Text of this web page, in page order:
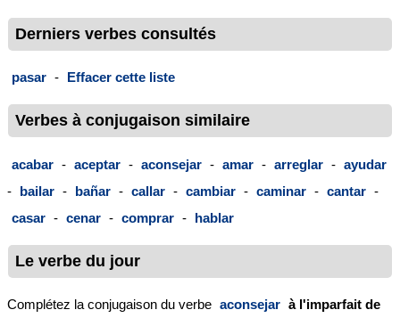
Derniers verbes consultés
pasar - Effacer cette liste
Verbes à conjugaison similaire
acabar - aceptar - aconsejar - amar - arreglar - ayudar
- bailar - bañar - callar - cambiar - caminar - cantar -
casar - cenar - comprar - hablar
Le verbe du jour
Complétez la conjugaison du verbe aconsejar à l'imparfait de